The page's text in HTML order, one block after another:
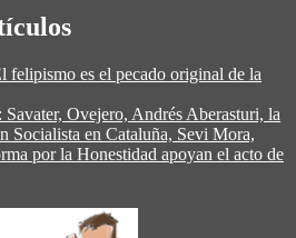
felipismo es el pecado original de la
Savater, Ovejero, Andrés Aberasturi, la
Socialista en Cataluña, Sevi Mora,
por la Honestidad apoyan el acto de